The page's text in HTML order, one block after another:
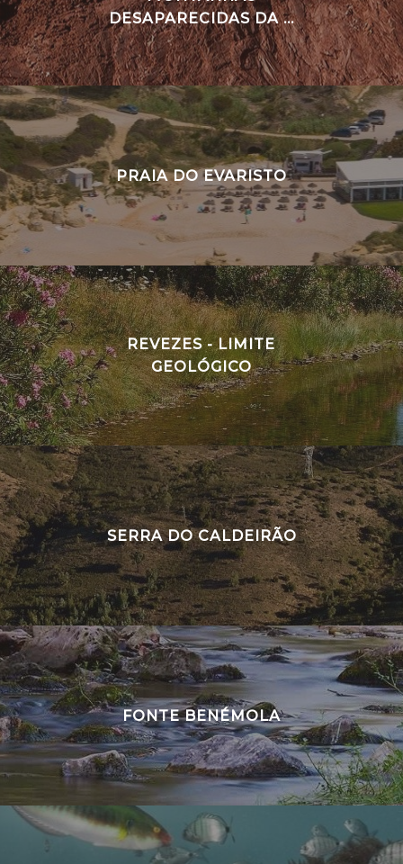
DESAPARECIDAS DA ...
PRAIA DO EVARISTO
REVEZES - LIMITE
GEOLÓGICO
SERRA DO CALDEIRÃO
FONTE BENÉMOLA